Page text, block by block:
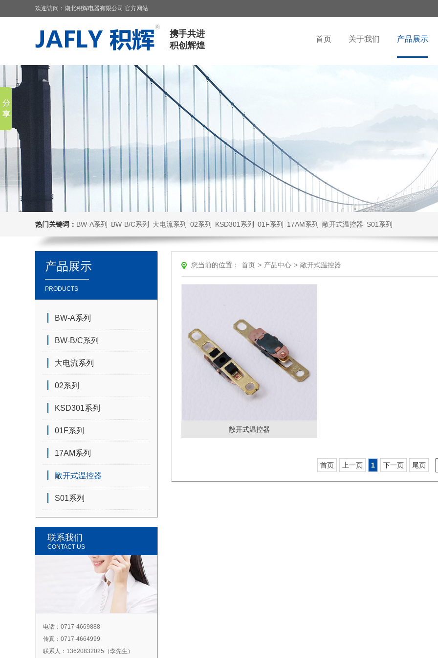
欢迎访问：湖北积辉电器有限公司 官方网站
携手共进
积创辉煌
首页 关于我们 产品展示
热门关键词： BW-A系列 BW-B/C系列 大电流系列 02系列 KSD301系列 01F系列 17AM系列 敞开式温控器 S01系列
产品展示
PRODUCTS
BW-A系列
BW-B/C系列
大电流系列
02系列
KSD301系列
01F系列
17AM系列
敞开式温控器
S01系列
联系我们
CONTACT US
电话：0717-4669888
传真：0717-4664999
联系人：13620832025（李先生）
您当前的位置： 首页 > 产品中心 > 敞开式温控器
敞开式温控器
首页 上一页 1 下一页 尾页